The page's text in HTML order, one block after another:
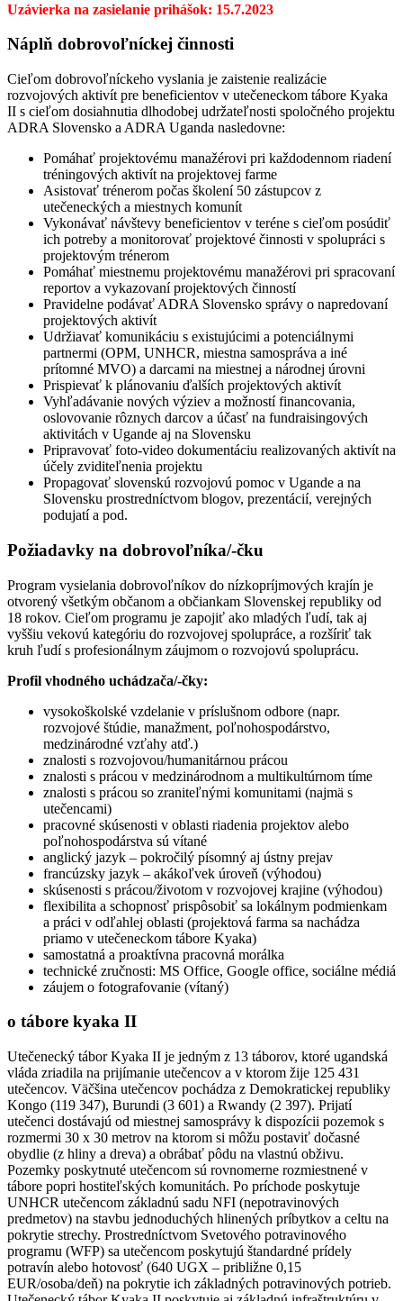
Uzávierka na zasielanie prihášok: 15.7.2023
Náplň dobrovoľníckej činnosti
Cieľom dobrovoľníckeho vyslania je zaistenie realizácie
rozvojových aktivít pre beneficientov v utečeneckom tábore Kyaka
II s cieľom dosiahnutia dlhodobej udržateľnosti spoločného projektu
ADRA Slovensko a ADRA Uganda nasledovne:
Pomáhať projektovému manažérovi pri každodennom riadení
tréningových aktivít na projektovej farme
Asistovať trénerom počas školení 50 zástupcov z
utečeneckých a miestnych komunít
Vykonávať návštevy beneficientov v teréne s cieľom posúdiť
ich potreby a monitorovať projektové činnosti v spolupráci s
projektovým trénerom
Pomáhať miestnemu projektovému manažérovi pri spracovaní
reportov a vykazovaní projektových činností
Pravidelne podávať ADRA Slovensko správy o napredovaní
projektových aktivít
Udržiavať komunikáciu s existujúcimi a potenciálnymi
partnermi (OPM, UNHCR, miestna samospráva a iné
prítomné MVO) a darcami na miestnej a národnej úrovni
Prispievať k plánovaniu ďalších projektových aktivít
Vyhľadávanie nových výziev a možností financovania,
oslovovanie rôznych darcov a účasť na fundraisingových
aktivitách v Ugande aj na Slovensku
Pripravovať foto-video dokumentáciu realizovaných aktivít na
účely zviditeľnenia projektu
Propagovať slovenskú rozvojovú pomoc v Ugande a na
Slovensku prostredníctvom blogov, prezentácií, verejných
podujatí a pod.
Požiadavky na dobrovoľníka/-čku
Program vysielania dobrovoľníkov do nízkopríjmových krajín je
otvorený všetkým občanom a občiankam Slovenskej republiky od
18 rokov. Cieľom programu je zapojiť ako mladých ľudí, tak aj
vyššiu vekovú kategóriu do rozvojovej spolupráce, a rozšíriť tak
kruh ľudí s profesionálnym záujmom o rozvojovú spoluprácu.
Profil vhodného uchádzača/-čky:
vysokoškolské vzdelanie v príslušnom odbore (napr.
rozvojové štúdie, manažment, poľnohospodárstvo,
medzinárodné vzťahy atď.)
znalosti s rozvojovou/humanitárnou prácou
znalosti s prácou v medzinárodnom a multikultúrnom tíme
znalosti s prácou so zraniteľnými komunitami (najmä s
utečencami)
pracovné skúsenosti v oblasti riadenia projektov alebo
poľnohospodárstva sú vítané
anglický jazyk – pokročilý písomný aj ústny prejav
francúzsky jazyk – akákoľvek úroveň (výhodou)
skúsenosti s prácou/životom v rozvojovej krajine (výhodou)
flexibilita a schopnosť prispôsobiť sa lokálnym podmienkam
a práci v odľahlej oblasti (projektová farma sa nachádza
priamo v utečeneckom tábore Kyaka)
samostatná a proaktívna pracovná morálka
technické zručnosti: MS Office, Google office, sociálne médiá
záujem o fotografovanie (vítaný)
o tábore kyaka II
Utečenecký tábor Kyaka II je jedným z 13 táborov, ktoré ugandská
vláda zriadila na prijímanie utečencov a v ktorom žije 125 431
utečencov. Väčšina utečencov pochádza z Demokratickej republiky
Kongo (119 347), Burundi (3 601) a Rwandy (2 397). Prijatí
utečenci dostávajú od miestnej samosprávy k dispozícii pozemok s
rozmermi 30 x 30 metrov na ktorom si môžu postaviť dočasné
obydlie (z hliny a dreva) a obrábať pôdu na vlastnú obživu.
Pozemky poskytnuté utečencom sú rovnomerne rozmiestnené v
tábore popri hostiteľských komunitách. Po príchode poskytuje
UNHCR utečencom základnú sadu NFI (nepotravinových
predmetov) na stavbu jednoduchých hlinených príbytkov a celtu na
pokrytie strechy. Prostredníctvom Svetového potravinového
programu (WFP) sa utečencom poskytujú štandardné prídely
potravín alebo hotovosť (640 UGX – približne 0,15
EUR/osoba/deň) na pokrytie ich základných potravinových potrieb.